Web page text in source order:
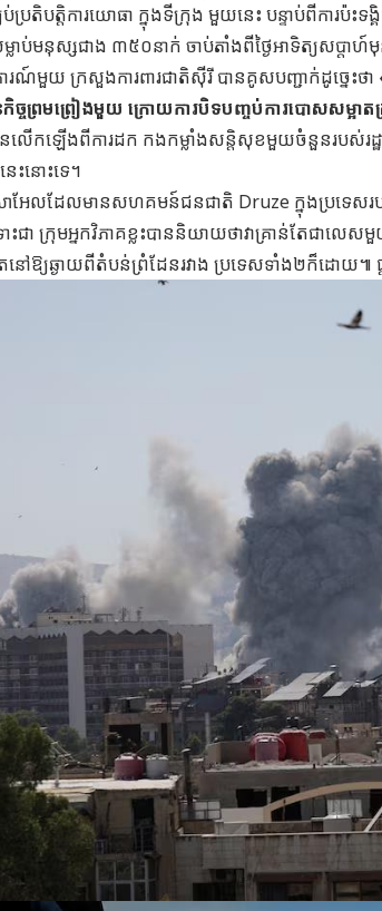
ប្រតិបត្តិការយោធា ក្នុងទីក្រុង មួយនេះ បន្ទាប់ពីការប៉ះទ
ាប់មនុស្សជាង ៣៥០នាក់ ចាប់តាំងពីថ្ងៃអាទិត្យសប្ដាហ៍
ារណ៍មួយ ក្រសួងការពារជាតិស៊ីរី បានគូសបញ្ជាក់ដូច្នេះថា
ច្ចព្រមព្រៀងមួយ ក្រោយការបិទបញ្ចប់ការបោសសម្អាតក្
លើកឡើងពីការដក កងកម្លាំងសន្តិសុខមួយចំនួនរបស់រ
នេះនោះទេ។
ាអែលដែលមានសហគមន៍ជនជាតិ Druze ក្នុងប្រទេសរ
ជា ក្រុមអ្នកវិភាគខ្លះបាននិយាយថាវាគ្រាន់តែជាលេស
តនៅឱ្យឆ្ងាយពីតំបន់ព្រំដែនរវាង ប្រទេសទាំង២ក៏ដោយ៕